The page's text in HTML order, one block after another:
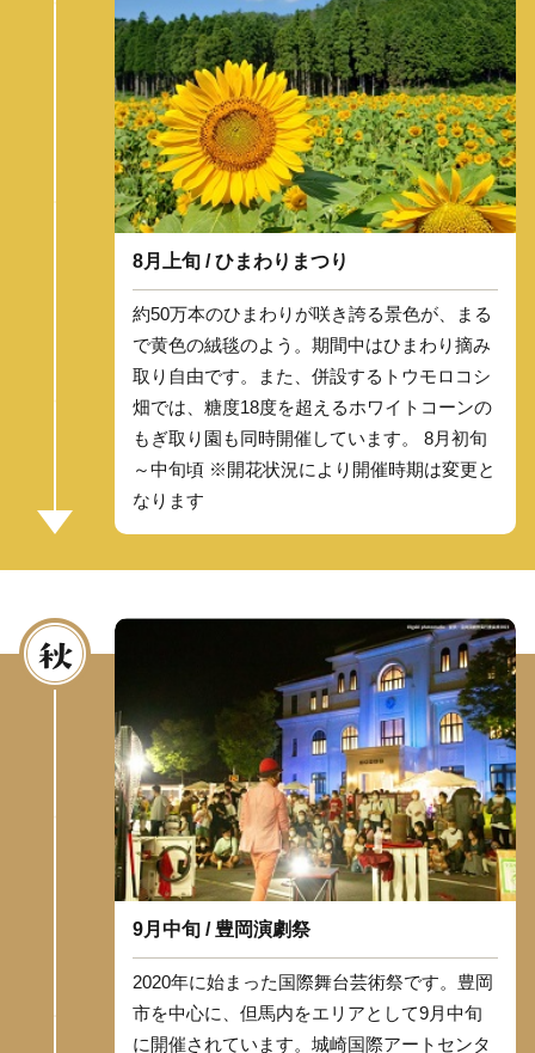
8月上旬 / ひまわりまつり
約50万本のひまわりが咲き誇る景色が、まる
で黄色の絨毯のよう。期間中はひまわり摘み
取り自由です。また、併設するトウモロコシ
畑では、糖度18度を超えるホワイトコーンの
もぎ取り園も同時開催しています。 8月初旬
～中旬頃 ※開花状況により開催時期は変更と
なります
9月中旬 / 豊岡演劇祭
2020年に始まった国際舞台芸術祭です。豊岡
市を中心に、但馬内をエリアとして9月中旬
に開催されています。城崎国際アートセンタ